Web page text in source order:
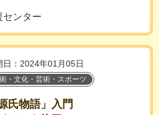
センター
日：2024年01月05日
・文化・芸術・スポーツ
氏物語」入門